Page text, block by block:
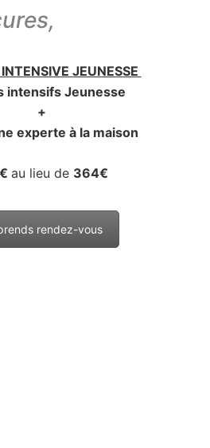
JEUNESSE
intensifs Jeunesse
+
experte à la maison
au lieu de 364€
rendez-vous